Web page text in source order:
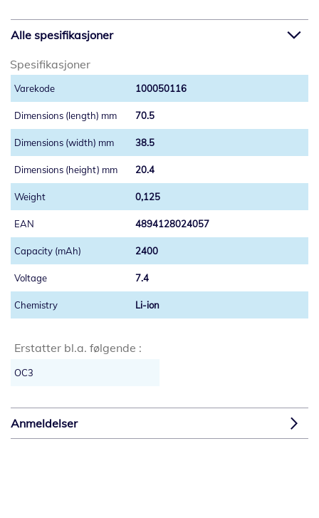
Alle spesifikasjoner
Spesifikasjoner
100050116
70.5
38.5
20.4
0,125
4894128024057
2400
7.4
Li-ion
Erstatter bl.a. følgende :
OC3
Anmeldelser